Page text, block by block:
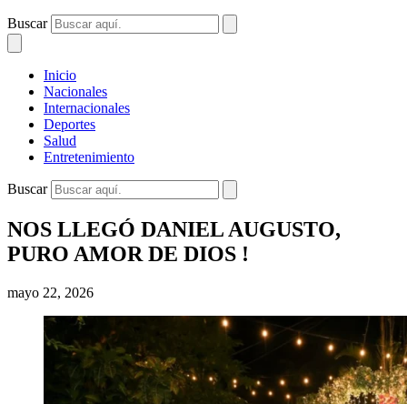
Buscar
Inicio
Nacionales
Internacionales
Deportes
Salud
Entretenimiento
Buscar
NOS LLEGÓ DANIEL AUGUSTO,
PURO AMOR DE DIOS !
mayo 22, 2026